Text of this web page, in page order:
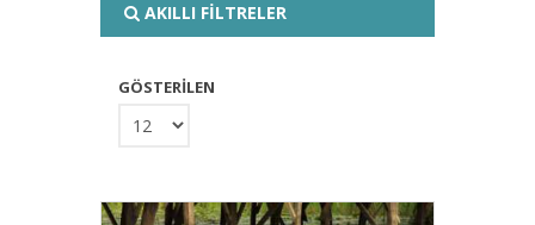
AKILLI FİLTRELER
GÖSTERİLEN